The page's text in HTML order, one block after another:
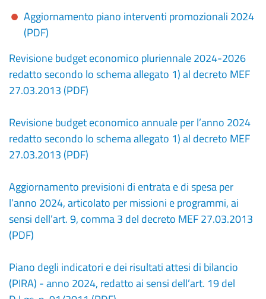
Aggiornamento piano interventi promozionali 2024
(PDF)
Revisione budget economico pluriennale 2024-2026
redatto secondo lo schema allegato 1) al decreto MEF
27.03.2013 (PDF)
Revisione budget economico annuale per l’anno 2024
redatto secondo lo schema allegato 1) al decreto MEF
27.03.2013 (PDF)
Aggiornamento previsioni di entrata e di spesa per
l’anno 2024, articolato per missioni e programmi, ai
sensi dell’art. 9, comma 3 del decreto MEF 27.03.2013
(PDF)
Piano degli indicatori e dei risultati attesi di bilancio
(PIRA) - anno 2024, redatto ai sensi dell’art. 19 del